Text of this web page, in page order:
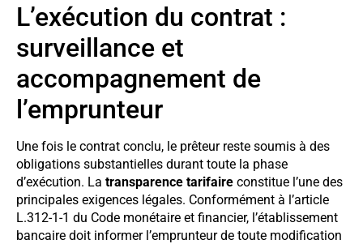
L’exécution du contrat :
surveillance et
accompagnement de
l’emprunteur
Une fois le contrat conclu, le prêteur reste soumis à des
obligations substantielles durant toute la phase
d’exécution. La transparence tarifaire constitue l’une des
principales exigences légales. Conformément à l’article
L.312-1-1 du Code monétaire et financier, l’établissement
bancaire doit informer l’emprunteur de toute modification